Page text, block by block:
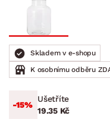
Skladem v e-shopu
K osobnímu odběru
-15%
Ušetříte
19.35 Kč